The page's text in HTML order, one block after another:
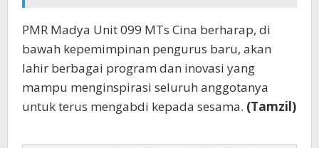
PMR Madya Unit 099 MTs Cina berharap, di
bawah kepemimpinan pengurus baru, akan
lahir berbagai program dan inovasi yang
mampu menginspirasi seluruh anggotanya
untuk terus mengabdi kepada sesama. (Tamzil)